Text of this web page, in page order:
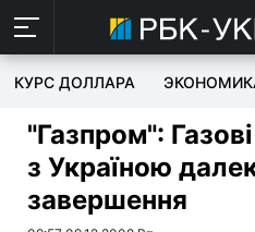
КУРС ДОЛЛАРА
"Газпром":
з Україною
завершення